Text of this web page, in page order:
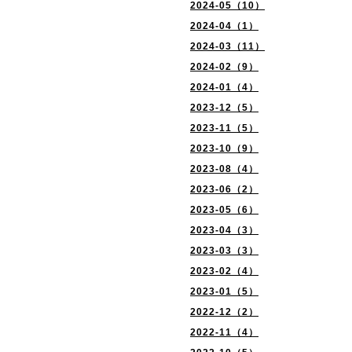
2024-05（10）
2024-04（1）
2024-03（11）
2024-02（9）
2024-01（4）
2023-12（5）
2023-11（5）
2023-10（9）
2023-08（4）
2023-06（2）
2023-05（6）
2023-04（3）
2023-03（3）
2023-02（4）
2023-01（5）
2022-12（2）
2022-11（4）